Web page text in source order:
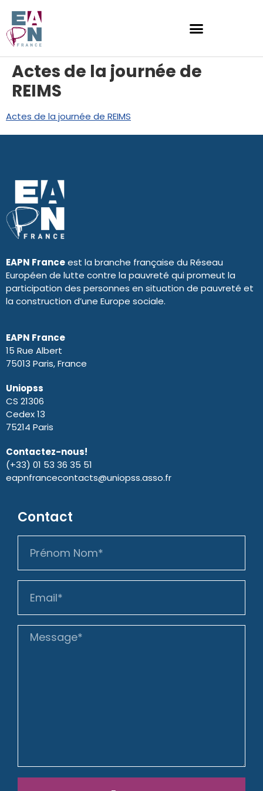
Actes de la journée de
REIMS
Actes de la journée de REIMS
EAPN Franceest la branche française du Réseau
Européen de lutte contre la pauvreté qui promeut la
participation des personnes en situation de pauvreté et
la construction d’une Europe sociale.
EAPN France
15 Rue Albert
75013 Paris, France
Uniopss
CS 21306
Cedex 13
75214 Paris
Contactez-nous!
(+33) 01 53 36 35 51
eapnfrancecontacts@uniopss.asso.fr
Contact